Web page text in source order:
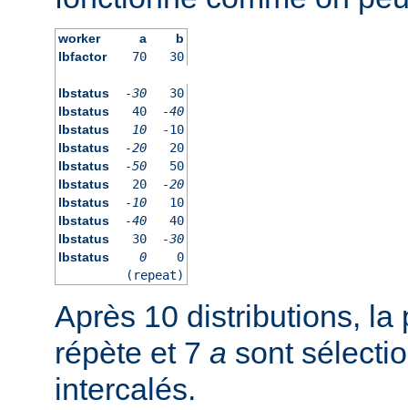
worker a
b
lbfactor
70 30
lbstatus -30
30
lbstatus
40
-40
lbstatus
10
-10
lbstatus
-20
20
lbstatus
-50
50
lbstatus
20
-20
lbstatus
-10
10
lbstatus
-40
40
lbstatus
30
-30
lbstatus
0
0
(repeat)
Après 10 distributions, la
répète et 7 a sont
intercalés.